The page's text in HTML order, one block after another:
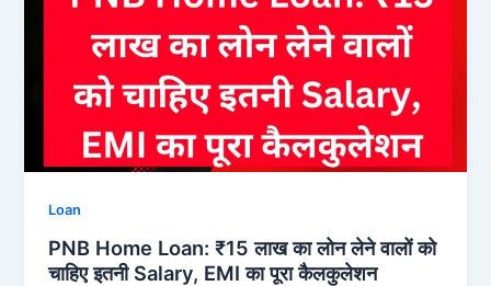
Loan
PNB Home Loan: ₹15 लाख का लोन लेने वालों को
चाहिए इतनी Salary, EMI का पूरा कैलकुलेशन